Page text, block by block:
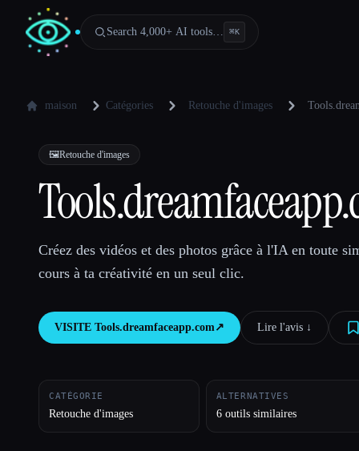
Search 4,000+ AI tools… ⌘K
maison Catégories Retouche d'images
🖼️Retouche d'images
Créez des vidéos et des photos grâce à l'IA en toute
cours à ta créativité en un seul clic.
VISITE Tools.dreamfaceapp.com ↗︎ Lire l'avis ↓︎
CATÉGORIE
Retouche d'images
ALTERNATIVES
6 outils similaires